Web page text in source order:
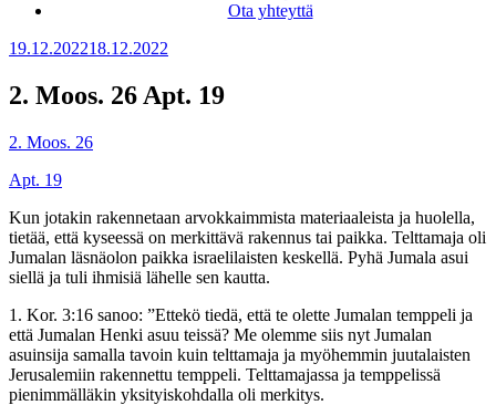
Ota yhteyttä
Julkaistu
19.12.202218.12.2022
2. Moos. 26 Apt. 19
2. Moos. 26
Apt. 19
Kun jotakin rakennetaan arvokkaimmista materiaaleista ja huolella,
tietää, että kyseessä on merkittävä rakennus tai paikka. Telttamaja oli
Jumalan läsnäolon paikka israelilaisten keskellä. Pyhä Jumala asui
siellä ja tuli ihmisiä lähelle sen kautta.
1. Kor. 3:16 sanoo: ”Ettekö tiedä, että te olette Jumalan temppeli ja
että Jumalan Henki asuu teissä? Me olemme siis nyt Jumalan
asuinsija samalla tavoin kuin telttamaja ja myöhemmin juutalaisten
Jerusalemiin rakennettu temppeli. Telttamajassa ja temppelissä
pienimmälläkin yksityiskohdalla oli merkitys.